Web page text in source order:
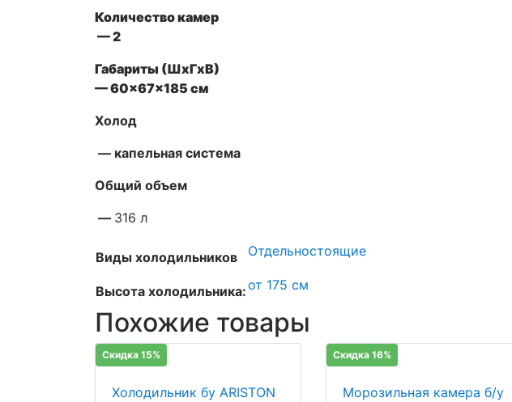
Количество камер
— 2
Габариты (ШxГxВ)
—60x67x185 см
Холод
— капельная система
Общий объем
— 316 л
Виды холодильников Отдельностоящие
Высота холодильника:от 175 см
Похожие товары
Скидка 15%
Холодильник бу ARISTON
Скидка 16%
Морозильная камера б/у